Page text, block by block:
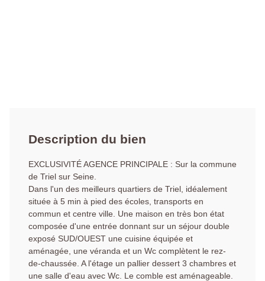
Description du bien
EXCLUSIVITÉ AGENCE PRINCIPALE : Sur la commune
de Triel sur Seine.
Dans l'un des meilleurs quartiers de Triel, idéalement
située à 5 min à pied des écoles, transports en
commun et centre ville. Une maison en très bon état
composée d'une entrée donnant sur un séjour double
exposé SUD/OUEST une cuisine équipée et
aménagée, une véranda et un Wc complètent le rez-
de-chaussée. A l'étage un pallier dessert 3 chambres et
une salle d'eau avec Wc. Le comble est aménageable.